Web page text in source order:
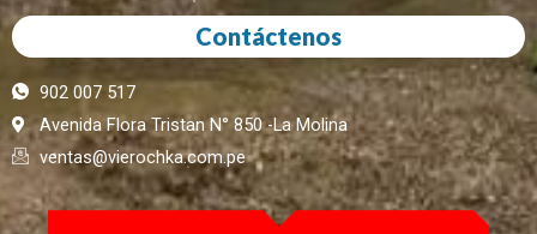
Contáctenos
902 007 517
Avenida Flora Tristan N° 850 -La Molina
ventas@vierochka.com.pe